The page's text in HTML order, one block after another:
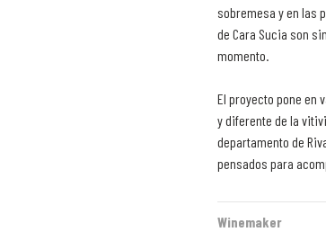
sobremesa y en las
de Cara Sucia son
momento.
El proyecto pone en
y diferente de la
departamento de
pensados para
Winemaker